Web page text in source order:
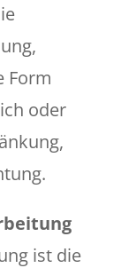
Form
oder
ist die